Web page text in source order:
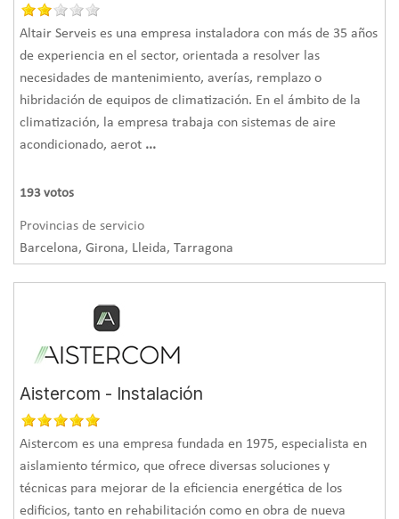
Altair Serveis es una empresa instaladora con más de 35 años
de experiencia en el sector, orientada a resolver las
necesidades de mantenimiento, averías, remplazo o
hibridación de equipos de climatización. En el ámbito de la
climatización, la empresa trabaja con sistemas de aire
acondicionado, aerot ...
193 votos
Provincias de servicio
Barcelona, Girona, Lleida, Tarragona
Aistercom - Instalación
Aistercom es una empresa fundada en 1975, especialista en
aislamiento térmico, que ofrece diversas soluciones y
técnicas para mejorar de la eficiencia energética de los
edificios, tanto en rehabilitación como en obra de nueva